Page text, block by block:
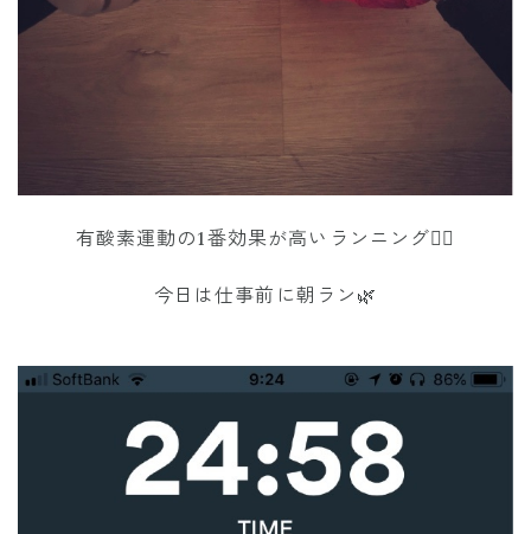
有酸素運動の1番効果が高いランニング🏃‍♀️
今日は仕事前に朝ラン🌿